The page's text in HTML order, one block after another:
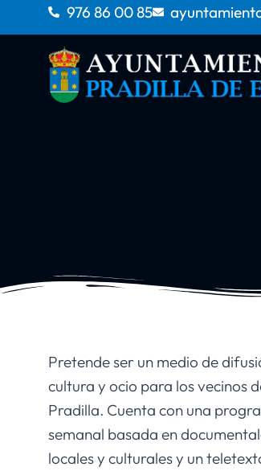
976 86 00 85
Pretende ser un medio de
cultura y ocio para los vecinos
Pradilla. Cuenta con una
semanal basada en
locales y culturales y un